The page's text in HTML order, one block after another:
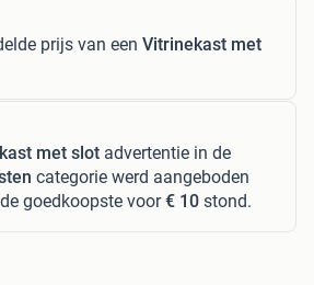
prijs van een Vitrinekast met
met slot advertentie in de
categorie werd aangeboden
goedkoopste voor€ 10 stond.